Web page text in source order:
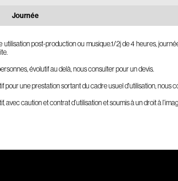
Journée
utilisation post-production ou musique.1/2j de 4 heures,
évolutif au delà, nous consulter pour un devis.
pour une prestation sortant du cadre usuel d'utilisation, nous
avec caution et contrat d’utilisation et soumis à un droit à